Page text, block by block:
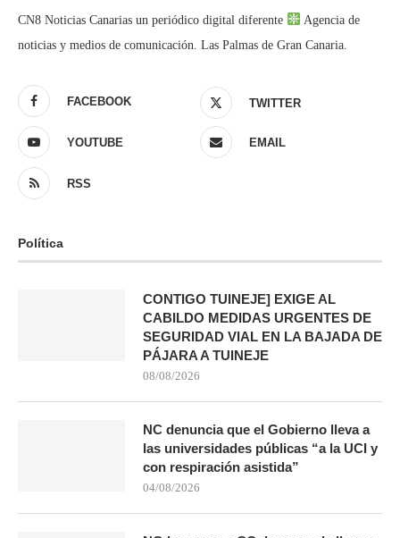
CN8 Noticias Canarias un periódico digital diferente
Agencia de
noticias y medios de comunicación. Las Palmas de Gran Canaria.
FACEBOOK TWITTER
YOUTUBE EMAIL
RSS
Política
CONTIGO TUINEJE] EXIGE AL
CABILDO MEDIDAS URGENTES DE
SEGURIDAD VIAL EN LA BAJADA DE
PÁJARA A TUINEJE
08/08/2026
NC denuncia que el Gobierno lleva a
las universidades públicas “a la UCI y
con respiración asistida”
04/08/2026